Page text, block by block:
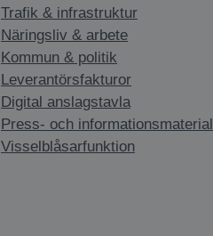
Trafik & infrastruktur
Näringsliv & arbete
Kommun & politik
Leverantörsfakturor
Digital anslagstavla
Press- och informationsmaterial
Visselblåsarfunktion